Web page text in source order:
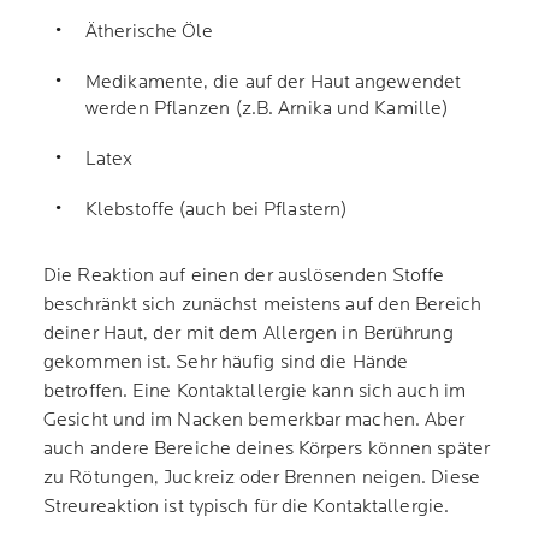
Ätherische Öle
Medikamente, die auf der Haut angewendet
werden Pflanzen (z.B. Arnika und Kamille)
Latex
Klebstoffe (auch bei Pflastern)
Die Reaktion auf einen der auslösenden Stoffe
beschränkt sich zunächst meistens auf den Bereich
deiner Haut, der mit dem Allergen in Berührung
gekommen ist. Sehr häufig sind die Hände
betroffen. Eine Kontaktallergie kann sich auch im
Gesicht und im Nacken bemerkbar machen. Aber
auch andere Bereiche deines Körpers können später
zu Rötungen, Juckreiz oder Brennen neigen. Diese
Streureaktion ist typisch für die Kontaktallergie.